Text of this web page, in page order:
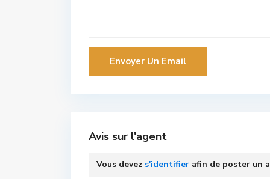
Avis sur l'agent
Vous devez s'identifier afin de poster un